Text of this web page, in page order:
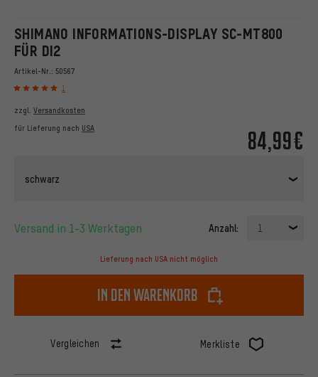
SHIMANO INFORMATIONS-DISPLAY SC-MT800
FÜR DI2
Artikel-Nr.: 50567
1
84,99€
zzgl. Versandkosten
für Lieferung nach USA
schwarz
Versand in 1-3 Werktagen Anzahl: 1
Lieferung nach USA nicht möglich
In den Warenkorb
Vergleichen Merkliste